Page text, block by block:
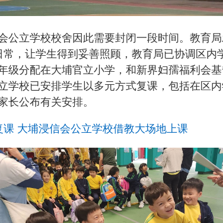
公立学校校舍因此需要封闭一段时间。教育
，让学生得到妥善照顾，教育局已协调区内
级分配在大埔官立小学，和新界妇孺福利会
学校已安排学生以多元方式复课，包括在区
公布有关安排。
大埔浸信会公立学校借教大场地上课